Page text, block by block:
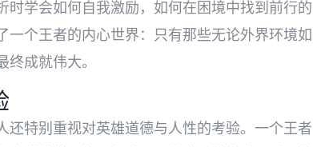
时学会如何自我激励，如何在困境中找到前行的
一个王者的内心世界：只有那些无论外界环境如
成就伟大。
还特别重视对英雄道德与人性的考验。一个王者